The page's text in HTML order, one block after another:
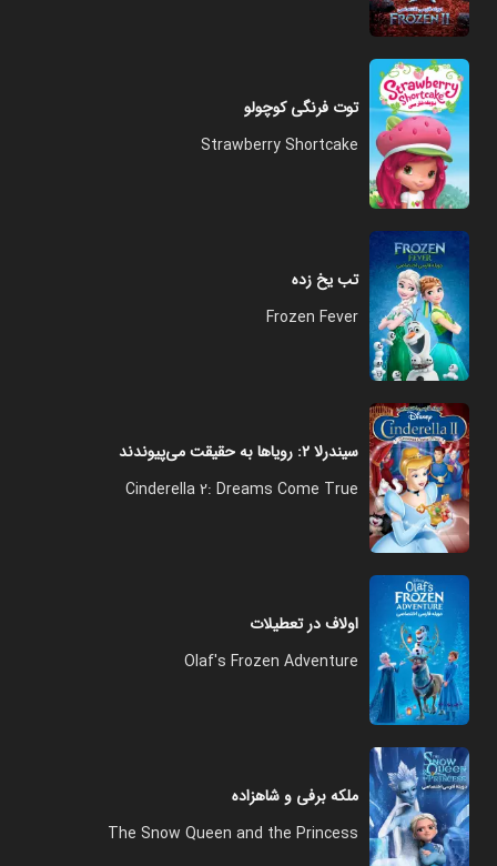
توت فرنگی کوچولو
Strawberry Shortcake
تب یخ زده
Frozen Fever
سیندرلا ۲: رویاها به حقیقت می‌پیوندند
Cinderella 2: Dreams Come True
اولاف در تعطیلات
Olaf's Frozen Adventure
ملکه برفی و شاهزاده
The Snow Queen and the Princess